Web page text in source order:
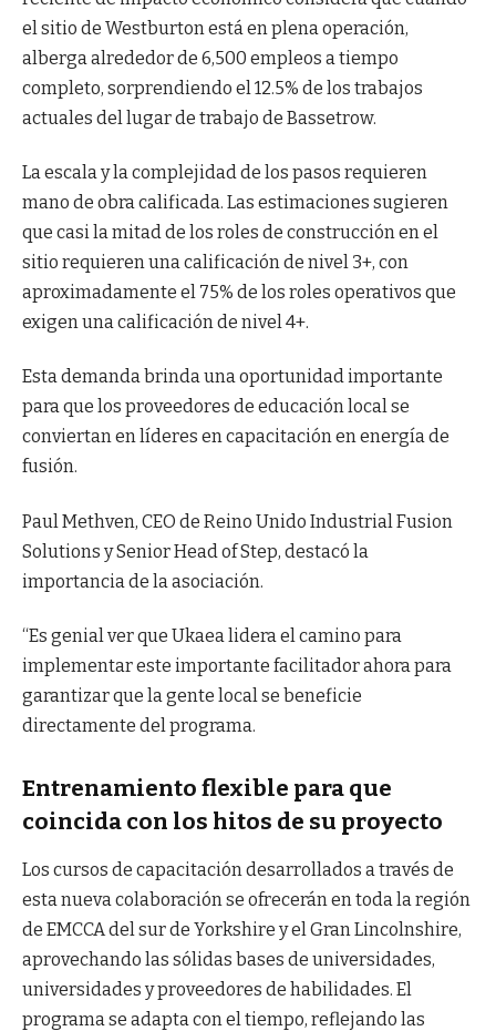
el sitio de Westburton está en plena operación,
alberga alrededor de 6,500 empleos a tiempo
completo, sorprendiendo el 12.5% ​​de los trabajos
actuales del lugar de trabajo de Bassetrow.
La escala y la complejidad de los pasos requieren
mano de obra calificada. Las estimaciones sugieren
que casi la mitad de los roles de construcción en el
sitio requieren una calificación de nivel 3+, con
aproximadamente el 75% de los roles operativos que
exigen una calificación de nivel 4+.
Esta demanda brinda una oportunidad importante
para que los proveedores de educación local se
conviertan en líderes en capacitación en energía de
fusión.
Paul Methven, CEO de Reino Unido Industrial Fusion
Solutions y Senior Head of Step, destacó la
importancia de la asociación.
“Es genial ver que Ukaea lidera el camino para
implementar este importante facilitador ahora para
garantizar que la gente local se beneficie
directamente del programa.
Entrenamiento flexible para que
coincida con los hitos de su proyecto
Los cursos de capacitación desarrollados a través de
esta nueva colaboración se ofrecerán en toda la región
de EMCCA del sur de Yorkshire y el Gran Lincolnshire,
aprovechando las sólidas bases de universidades,
universidades y proveedores de habilidades. El
programa se adapta con el tiempo, reflejando las